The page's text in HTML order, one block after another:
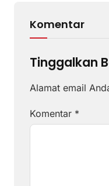
Komentar
Tinggalkan
Alamat email
Komentar *